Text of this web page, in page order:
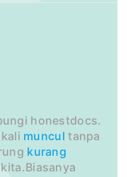
honestdocs.
muncul tanpa
kurang